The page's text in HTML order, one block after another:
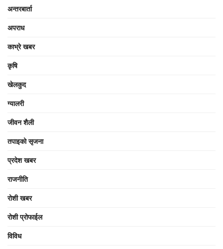
अन्तरबार्ता
अपराध
काभ्रे खबर
कृषि
खेलकुद
ग्यालरी
जीवन शैली
तपाइको सृजना
प्रदेश खबर
राजनीति
रोशी खबर
रोशी प्रोफाईल
विविध